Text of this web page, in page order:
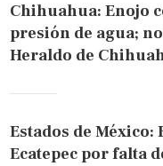
Chihuahua: Enojo
presión de agua;
Heraldo de
Estados de
Ecatepec por falta